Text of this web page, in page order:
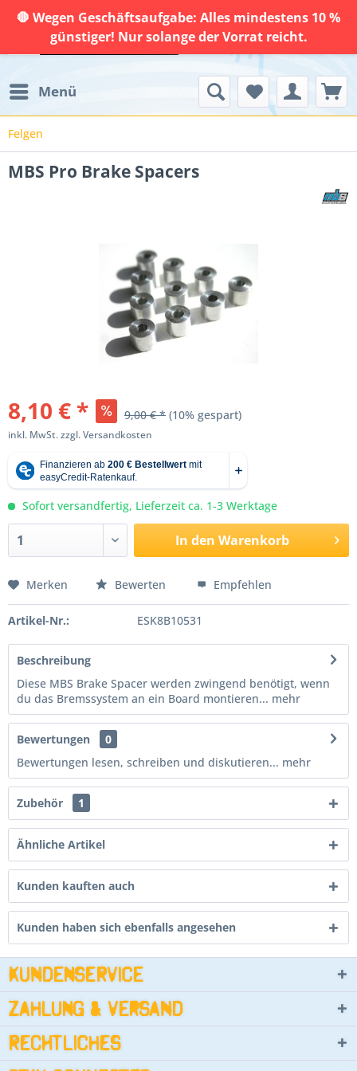
🛑 Wegen Geschäftsaufgabe: Alles mindestens 10 %
günstiger! Nur solange der Vorrat reicht.
Menü
Felgen
MBS Pro Brake Spacers
8,10 € * 9,00 € * (10% gespart)
inkl. MwSt.zzgl. Versandkosten
Sofort versandfertig, Lieferzeit ca. 1-3 Werktage
In den Warenkorb
Merken Bewerten Empfehlen
Artikel-Nr.: ESK8B10531
Beschreibung
Diese MBS Brake Spacer werden zwingend benötigt, wenn
du das Bremssystem an ein Board montieren... mehr
Bewertungen
0
Bewertungen lesen, schreiben und diskutieren... mehr
Zubehör 1
Ähnliche Artikel
Kunden kauften auch
Kunden haben sich ebenfalls angesehen
Kundenservice
Zahlung & Versand
Rechtliches